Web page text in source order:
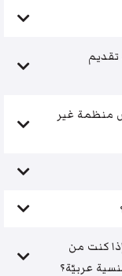
منظمة غير
كنت من
عربيّة؟